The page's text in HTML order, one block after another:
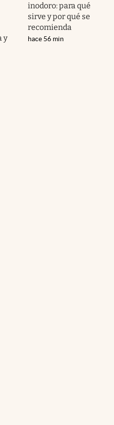
y
inodoro: para qué
sirve y por qué se
recomienda
hace 56 min